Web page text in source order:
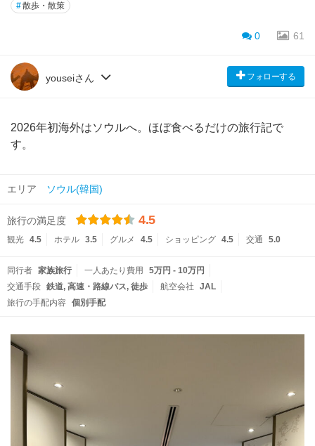
#散歩・散策
0 61
youseiさん フォローする
2026年初海外はソウルへ。ほぼ食べるだけの旅行記で
す。
エリア ソウル(韓国)
旅行の満足度 4.5
観光 4.5 ホテル 3.5 グルメ 4.5 ショッピング 4.5 交通 5.0
同行者 家族旅行 一人あたり費用
5万円 - 10万円
交通手段 鉄道 高速・路線バス 徒歩 航空会社
JAL
旅行の手配内容
個別手配